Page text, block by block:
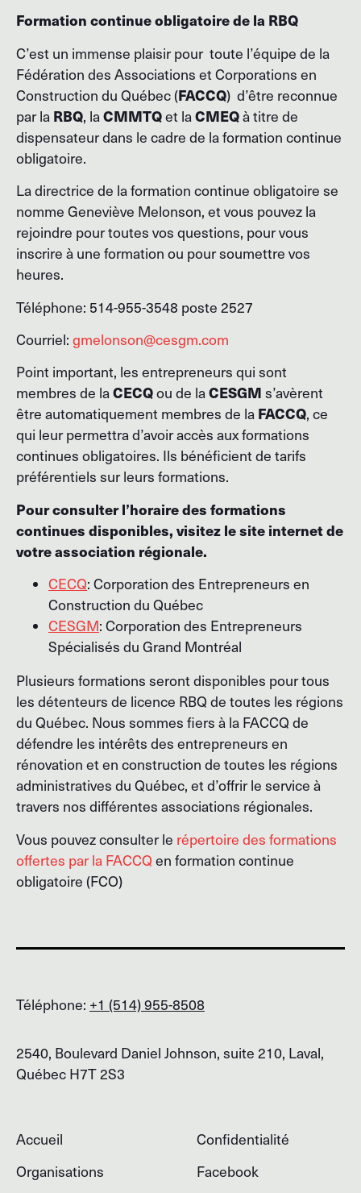
Formation continue obligatoire de la RBQ
C’est un immense plaisir pour toute l’équipe de la
Fédération des Associations et Corporations en
Construction du Québec (FACCQ) d’être reconnue
par la RBQ, la CMMTQet la CMEQà titre de
dispensateur dans le cadre de la formation continue
obligatoire.
La directrice de la formation continue obligatoire se
nomme Geneviève Melonson, et vous pouvez la
rejoindre pour toutes vos questions, pour vous
inscrire à une formation ou pour soumettre vos
heures.
Téléphone: 514-955-3548 poste 2527
Courriel: gmelonson@cesgm.com
Point important, les entrepreneurs qui sont
membres de laCECQou de laCESGM s’avèrent
être automatiquement membres de la FACCQ, ce
qui leur permettra d’avoir accès aux formations
continues obligatoires. Ils bénéficient de tarifs
préférentiels sur leurs formations.
Pour consulter l’horaire des formations
continues disponibles, visitez le site internet de
votre association régionale.
CECQ: Corporation des Entrepreneurs en
Construction du Québec
CESGM: Corporation des Entrepreneurs
Spécialisés du Grand Montréal
Plusieurs formations seront disponibles pour tous
les détenteurs de licence RBQ de toutes les régions
du Québec. Nous sommes fiers à la FACCQ de
défendre les intérêts des entrepreneurs en
rénovation et en construction de toutes les régions
administratives du Québec, et d’offrir le service à
travers nos différentes associations régionales.
Vous pouvez consulter le répertoire des formations
offertes par la FACCQ en formation continue
obligatoire (FCO)
Téléphone: +1 (514) 955-8508
2540, Boulevard Daniel Johnson, suite 210, Laval,
Québec H7T 2S3
Accueil
Organisations
Confidentialité
Facebook